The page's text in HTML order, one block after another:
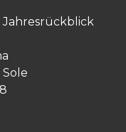
Jahresrückblick